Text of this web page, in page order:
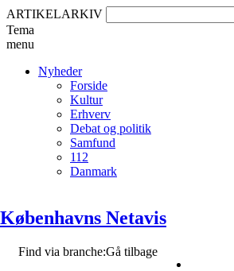
ARTIKELARKIV
Tema
menu
Nyheder
Forside
Kultur
Erhverv
Debat og politik
Samfund
112
Danmark
Københavns Netavis
Find via branche:Gå tilbage